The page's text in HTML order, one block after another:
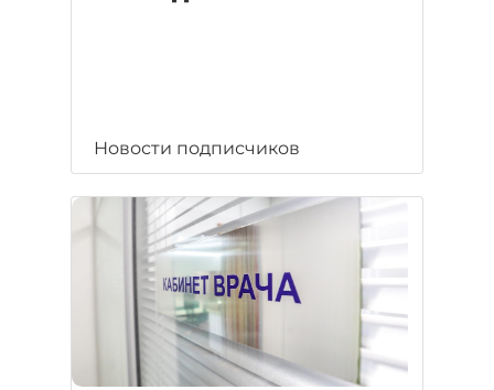
Новости подписчиков